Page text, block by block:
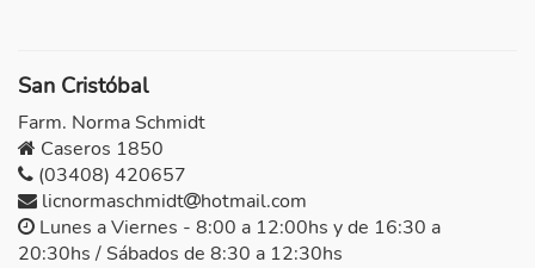
San Cristóbal
Farm. Norma Schmidt
Caseros 1850
(03408) 420657
licnormaschmidt
hotmail.com
Lunes a Viernes - 8:00 a 12:00hs y de 16:30 a
20:30hs / Sábados de 8:30 a 12:30hs